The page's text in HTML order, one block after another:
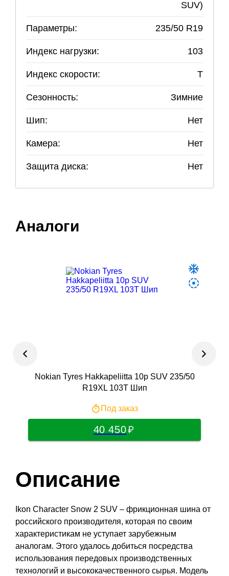
SUV)
Параметры: 235/50 R19
Индекс нагрузки: 103
Индекс скорости: T
Сезонность: Зимние
Шип: Нет
Камера: Нет
Защита диска: Нет
Аналоги
Nokian Tyres Hakkapeliitta 10p SUV 235/50
R19XL 103T Шип
Под заказ
40 450
Описание
Ikon Character Snow 2 SUV – фрикционная шина от
российского производителя, которая по своим
характеристикам не уступает зарубежным
аналогам. Этого удалось добиться посредства
использования передовых производственных
технологий и высококачественного сырья. Модель